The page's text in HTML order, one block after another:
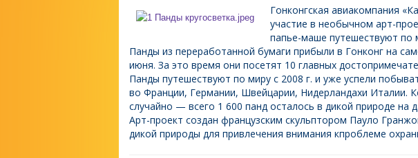
Гонконгская авиакомпания
участие в необычном арт-
папье-маше путешествуют по
Панды из переработанной бумаги прибыли в Гонконг на
июня. За это время они посетят 10 главных
Панды путешествуют по миру с 2008 г. и уже успели
во Франции, Германии, Швейцарии, Нидерландахи Италии.
случайно — всего 1 600 панд осталось в дикой природе на
Арт-проект создан французским скульптором Пауло
дикой природы для привлечения внимания кпроблеме